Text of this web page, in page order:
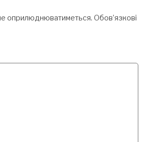
оприлюднюватиметься. Обов’язкові